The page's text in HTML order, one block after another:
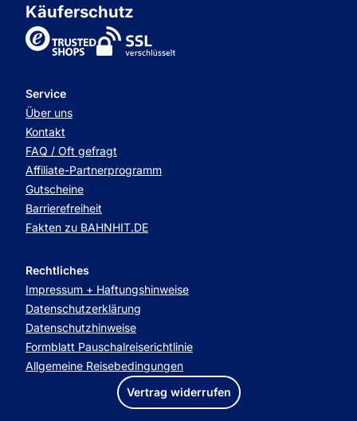
Käuferschutz
TrustedShops
Service
Über uns
Kontakt
FAQ / Oft gefragt
Affiliate-Partnerprogramm
Gutscheine
Barrierefreiheit
Fakten zu BAHNHIT.DE
Rechtliches
Impressum + Haftungshinweise
Datenschutzerklärung
Datenschutzhinweise
Formblatt Pauschalreiserichtlinie
Allgemeine Reisebedingungen
Vertrag widerrufen